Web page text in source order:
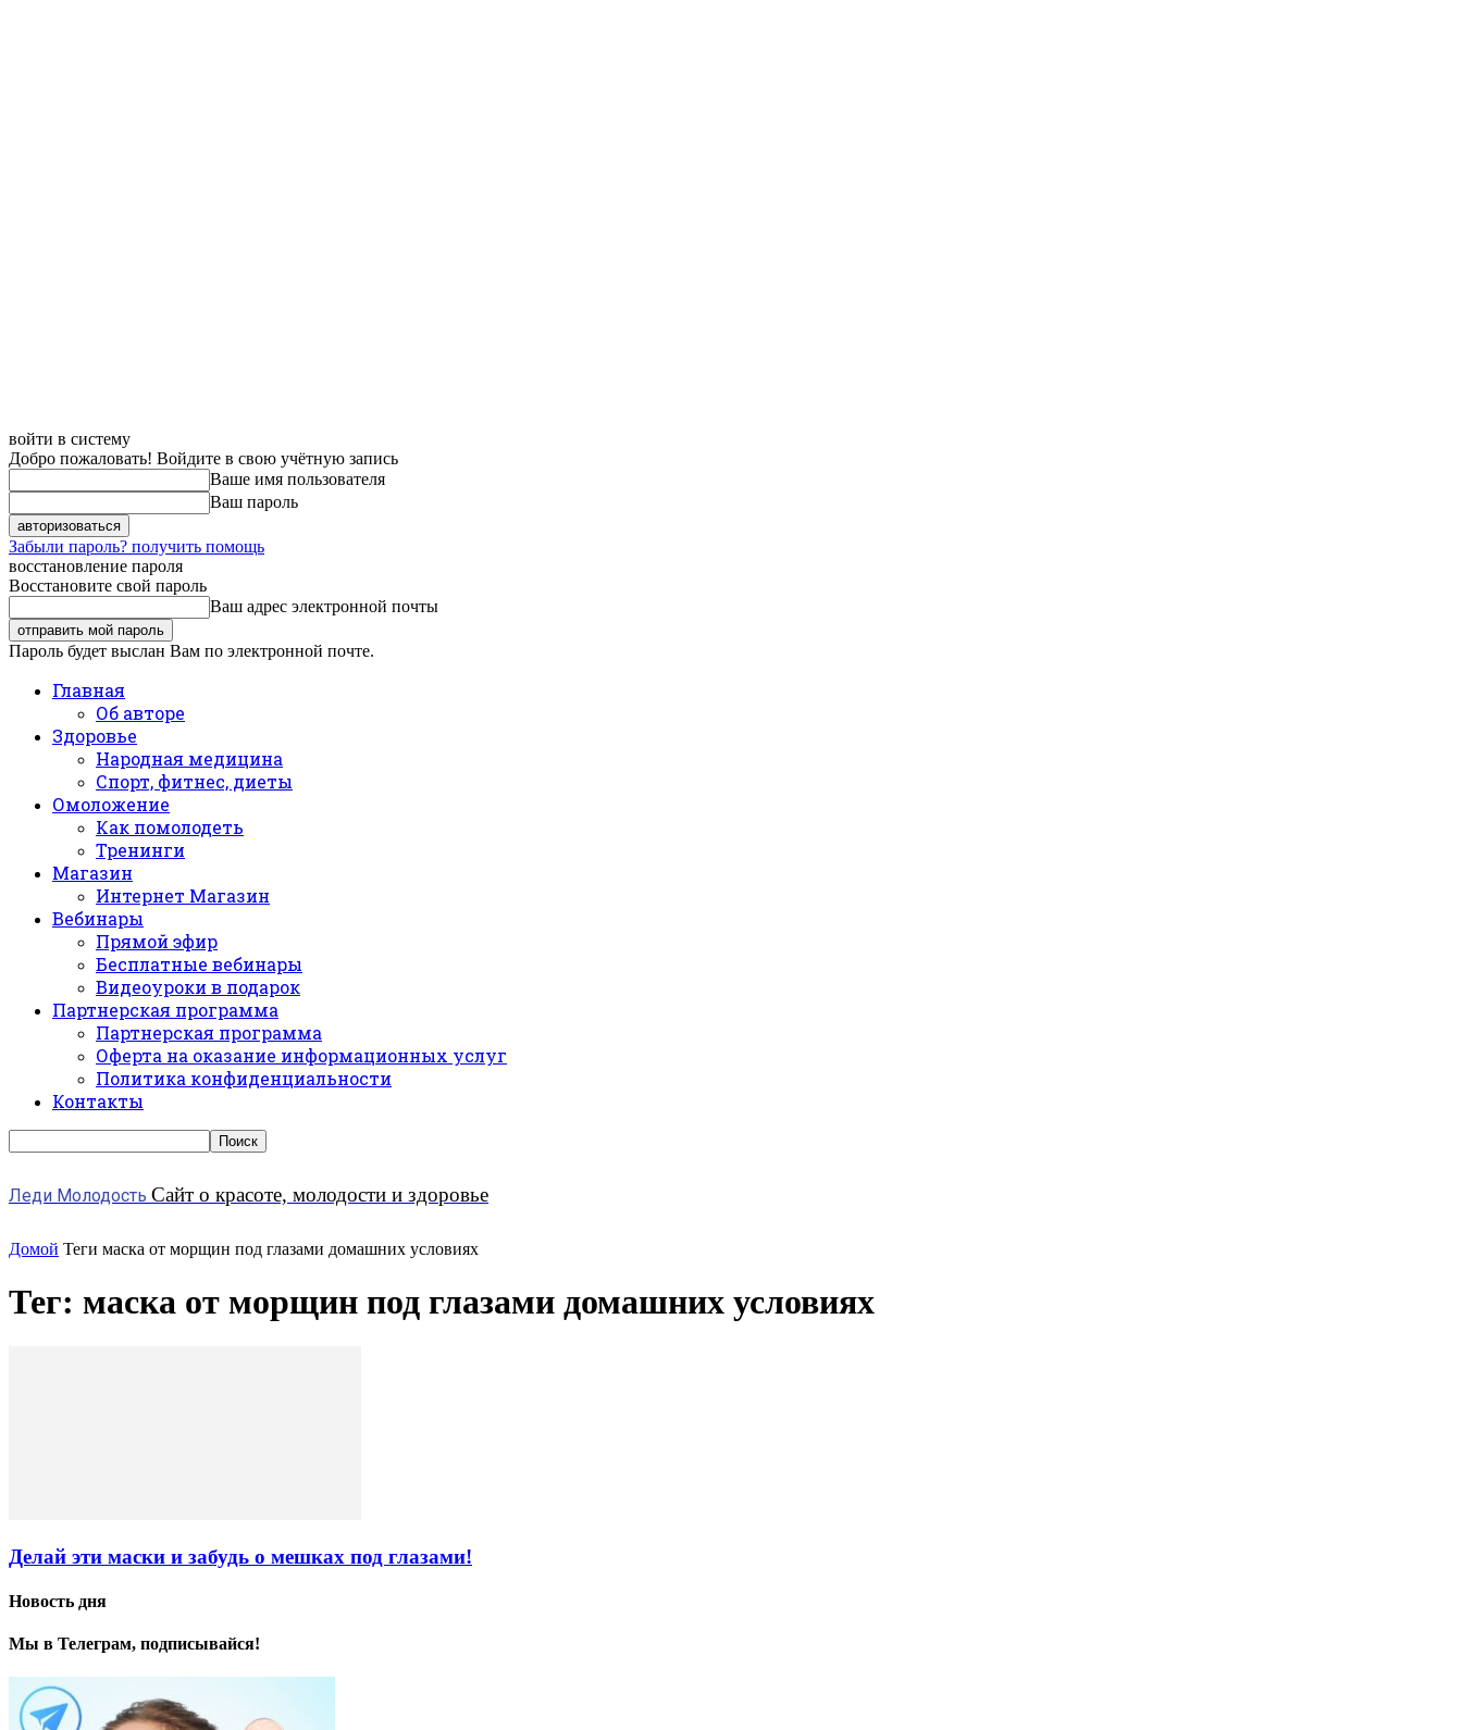
войти в систему
Добро пожаловать! Войдите в свою учётную запись
Ваше имя пользователя
Ваш пароль
Забыли пароль? получить помощь
восстановление пароля
Восстановите свой пароль
Ваш адрес электронной почты
Пароль будет выслан Вам по электронной почте.
Главная
Об авторе
Здоровье
Народная медицина
Спорт, фитнес, диеты
Омоложение
Как помолодеть
Тренинги
Магазин
Интернет Магазин
Вебинары
Прямой эфир
Бесплатные вебинары
Видеоуроки в подарок
Партнерская программа
Партнерская программа
Оферта на оказание информационных услуг
Политика конфиденциальности
Контакты
Леди Молодость Сайт о красоте, молодости и здоровье
Домой Теги маска от морщин под глазами домашних условиях
Тег: маска от морщин под глазами домашних условиях
Делай эти маски и забудь о мешках под глазами!
Новость дня
Мы в Телеграм, подписывайся!